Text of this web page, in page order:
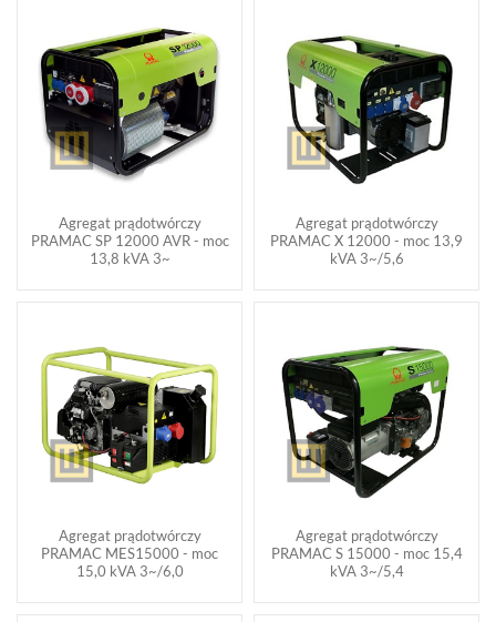
Agregat prądotwórczy
PRAMAC SP 12000 AVR - moc
13,8 kVA 3~
Agregat prądotwórczy
PRAMAC X 12000 - moc 13,9
kVA 3~/5,6
Agregat prądotwórczy
PRAMAC MES15000 - moc
15,0 kVA 3~/6,0
Agregat prądotwórczy
PRAMAC S 15000 - moc 15,4
kVA 3~/5,4